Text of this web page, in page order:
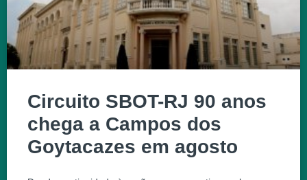
Circuito SBOT-RJ 90 anos
chega a Campos dos
Goytacazes em agosto